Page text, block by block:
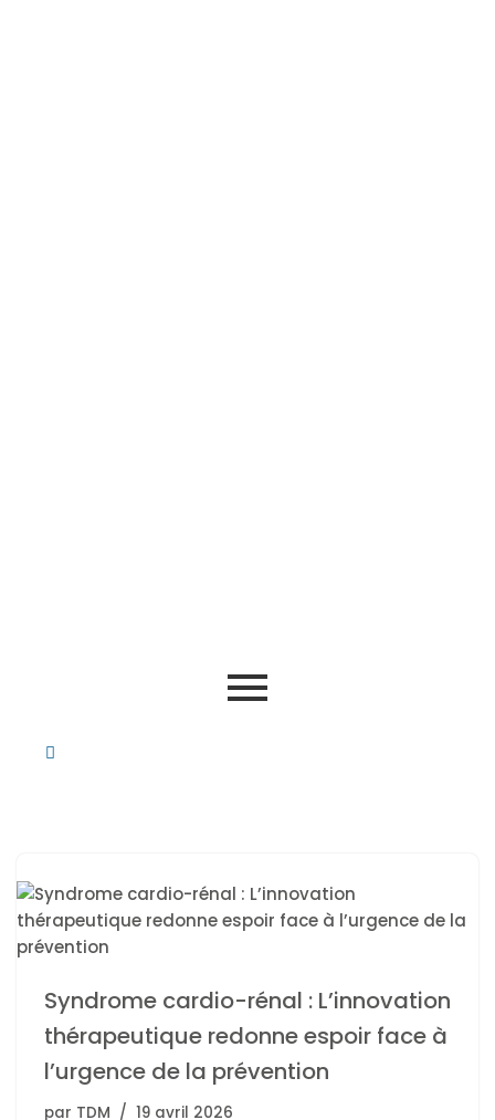
Syndrome cardio-rénal : L’innovation
thérapeutique redonne espoir face à
l’urgence de la prévention
par TDM 19 avril 2026